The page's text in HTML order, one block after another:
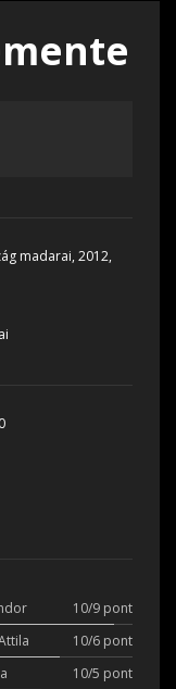
madarai, 2012,
10/9 pont
10/6 pont
10/5 pont